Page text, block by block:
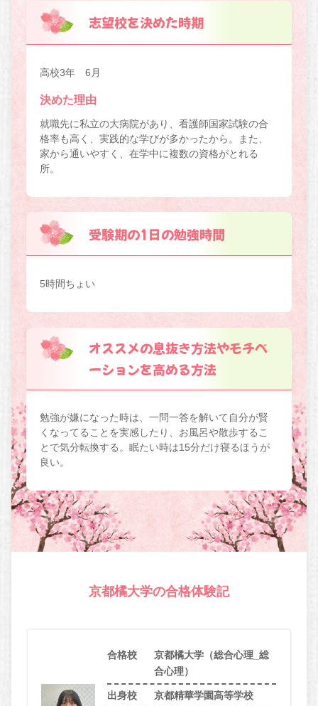
志望校を決めた時期
高校3年 6月
決めた理由
就職先に私立の大病院があり、看護師国家試験の合
格率も高く、実践的な学びが多かったから。また、
家から通いやすく、在学中に複数の資格がとれる
所。
受験期の1日の勉強時間
5時間ちょい
オススメの息抜き方法やモチベ
ーションを高める方法
勉強が嫌になった時は、一問一答を解いて自分が賢
くなってることを実感したり、お風呂や散歩するこ
とで気分転換する。眠たい時は15分だけ寝るほうが
良い。
京都橘大学の合格体験記
合格校
京都橘大学（総合心理_総
合心理）
出身校 京都精華学園高等学校